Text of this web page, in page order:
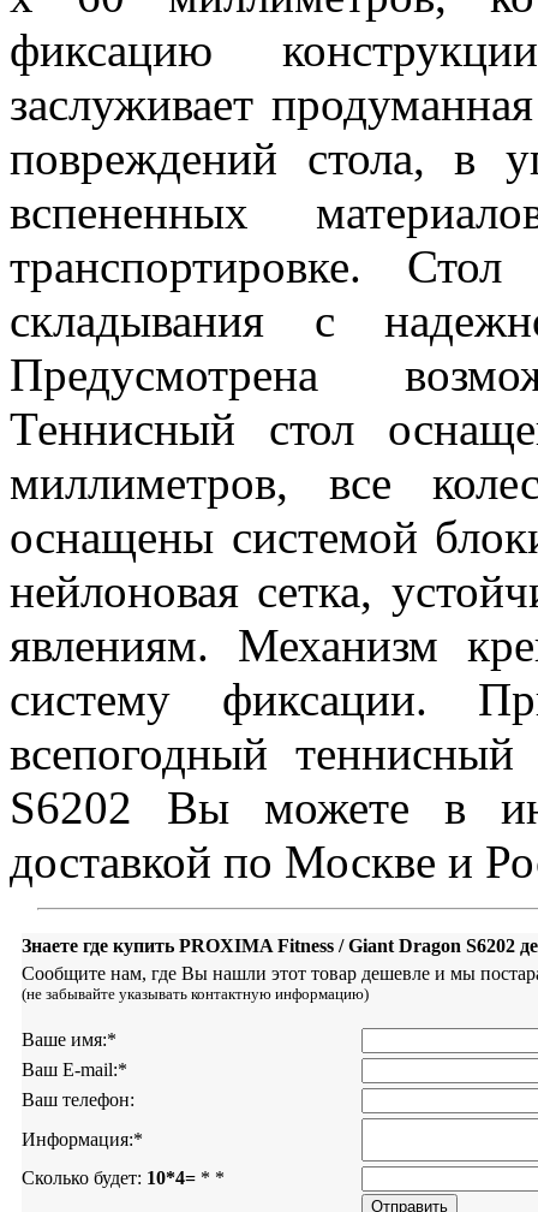
фиксацию
заслуживает
повреждений стола, в
вспененных
транспортировке.
складывания с
Предусмотрена
Теннисный стол
миллиметров, все
оснащены системой
нейлоновая сетка,
явлениям. Механизм
систему фиксации.
всепогодный
S6202 Вы можете в
доставкой по Москве и
Знаете где купить PROXIMA Fitness / Giant Dragon S6202
Сообщите нам, где Вы нашли этот товар дешевле и мы
(не забывайте указывать контактную информацию)
Ваше имя:*
Ваш E-mail:*
Ваш телефон:
Информация:*
Сколько будет: 10*4= * *